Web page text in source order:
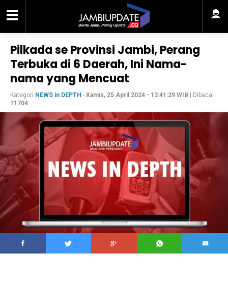
Pilkada se Provinsi Jambi, Perang
Terbuka di 6 Daerah, Ini Nama-
nama yang Mencuat
Kategori NEWS in DEPTH - Kamis, 25 April 2024 - 13:41:29 WIB | Dibaca:
11704